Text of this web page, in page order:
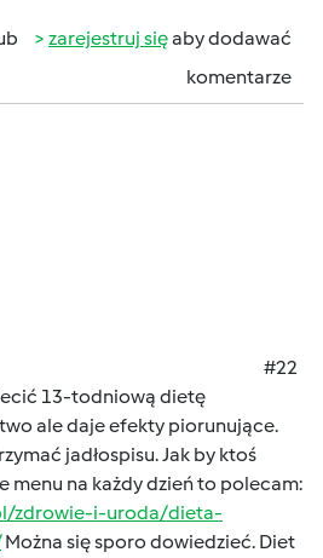
zarejestruj sięaby dodawać
komentarze
#22
13-todniową dietę
ale daje efekty piorunujące.
jadłospisu. Jak by ktoś
menu na każdy dzień to polecam:
zdrowie-i-uroda/dieta-
Można się sporo dowiedzieć. Diet